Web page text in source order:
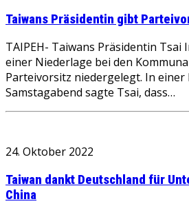
Taiwans Präsidentin gibt
TAIPEH- Taiwans Präsidentin Tsai
einer Niederlage bei den
Parteivorsitz niedergelegt. In einer
Samstagabend sagte Tsai, dass…
24. Oktober 2022
Taiwan dankt Deutschland für
China